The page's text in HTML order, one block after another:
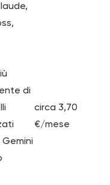
di
circa 3,70
€/mese